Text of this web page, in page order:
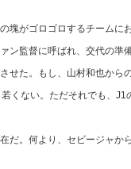
がゴロゴロするチームに
ン監督に呼ばれ、交代の準
せた。もし、山村和也から
くない。ただそれでも、J1
。何より、セビージャか